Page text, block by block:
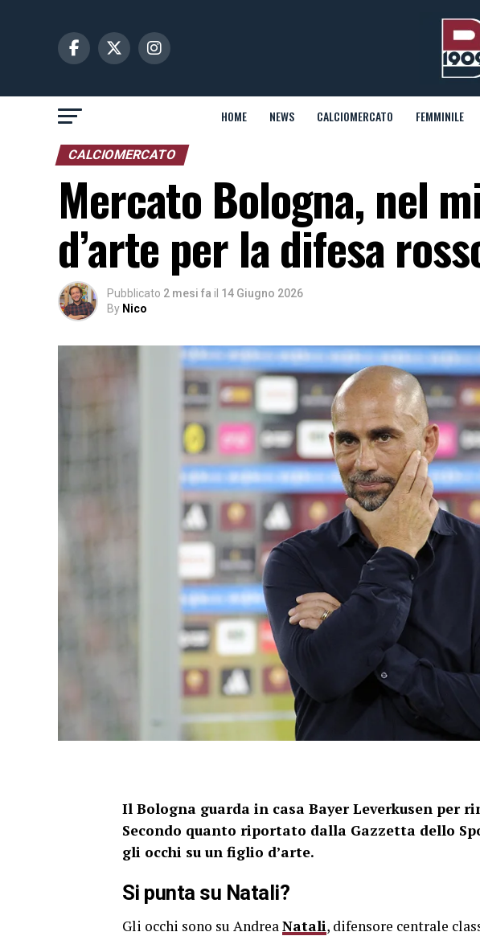
HOME NEWS CALCIOMERCATO FEMMINILE
CALCIOMERCATO
Mercato Bologna, nel
d’arte per la difesa
Pubblicato 2 mesi fa il 14 Giugno 2026
By Nico
Il Bologna guarda in casa Bayer Leverkusen per
Secondo quanto riportato dalla Gazzetta dello
gli occhi su un figlio d’arte.
Si punta su Natali?
Gli occhi sono su AndreaNatali, difensore centrale